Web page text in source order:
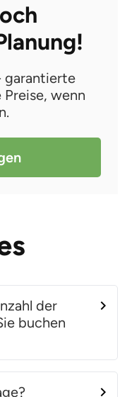
garantierte
wenn
der
buchen